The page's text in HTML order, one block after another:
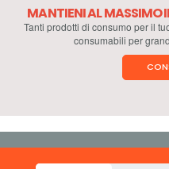
MANTIENI AL MASSIMO
Tanti prodotti di consumo per il
consumabili per